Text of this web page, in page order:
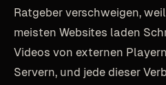
Ratgeber verschweigen,
meisten Websites laden
Videos von externen
Servern, und jede dieser